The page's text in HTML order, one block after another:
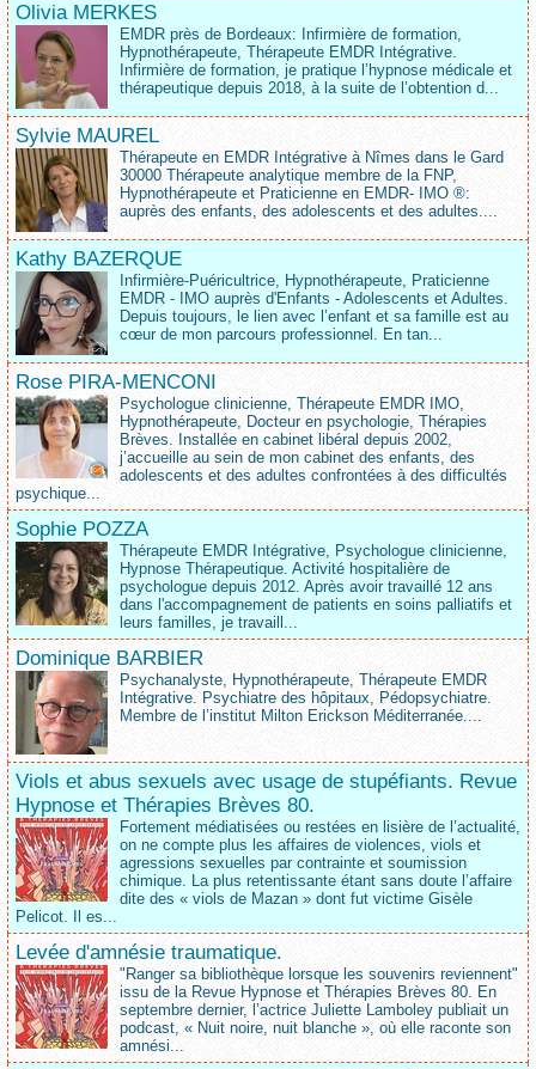
Olivia MERKES
EMDR près de Bordeaux: Infirmière de formation,
Hypnothérapeute, Thérapeute EMDR Intégrative.
Infirmière de formation, je pratique l’hypnose médicale et
thérapeutique depuis 2018, à la suite de l’obtention d...
Sylvie MAUREL
Thérapeute en EMDR Intégrative à Nîmes dans le Gard
30000 Thérapeute analytique membre de la FNP,
Hypnothérapeute et Praticienne en EMDR- IMO ®:
auprès des enfants, des adolescents et des adultes....
Kathy BAZERQUE
Infirmière-Puéricultrice, Hypnothérapeute, Praticienne
EMDR - IMO auprès d'Enfants - Adolescents et Adultes.
Depuis toujours, le lien avec l’enfant et sa famille est au
cœur de mon parcours professionnel. En tan...
Rose PIRA-MENCONI
Psychologue clinicienne, Thérapeute EMDR IMO,
Hypnothérapeute, Docteur en psychologie, Thérapies
Brèves. Installée en cabinet libéral depuis 2002,
j’accueille au sein de mon cabinet des enfants, des
adolescents et des adultes confrontées à des difficultés
psychique...
Sophie POZZA
Thérapeute EMDR Intégrative, Psychologue clinicienne,
Hypnose Thérapeutique. Activité hospitalière de
psychologue depuis 2012. Après avoir travaillé 12 ans
dans l'accompagnement de patients en soins palliatifs et
leurs familles, je travaill...
Dominique BARBIER
Psychanalyste, Hypnothérapeute, Thérapeute EMDR
Intégrative. Psychiatre des hôpitaux, Pédopsychiatre.
Membre de l’institut Milton Erickson Méditerranée....
Viols et abus sexuels avec usage de stupéfiants. Revue
Hypnose et Thérapies Brèves 80.
Fortement médiatisées ou restées en lisière de l’actualité,
on ne compte plus les affaires de violences, viols et
agressions sexuelles par contrainte et soumission
chimique. La plus retentissante étant sans doute l’affaire
dite des « viols de Mazan » dont fut victime Gisèle
Pelicot. Il es...
Levée d'amnésie traumatique.
"Ranger sa bibliothèque lorsque les souvenirs reviennent"
issu de la Revue Hypnose et Thérapies Brèves 80. En
septembre dernier, l’actrice Juliette Lamboley publiait un
podcast, « Nuit noire, nuit blanche », où elle raconte son
amnési...